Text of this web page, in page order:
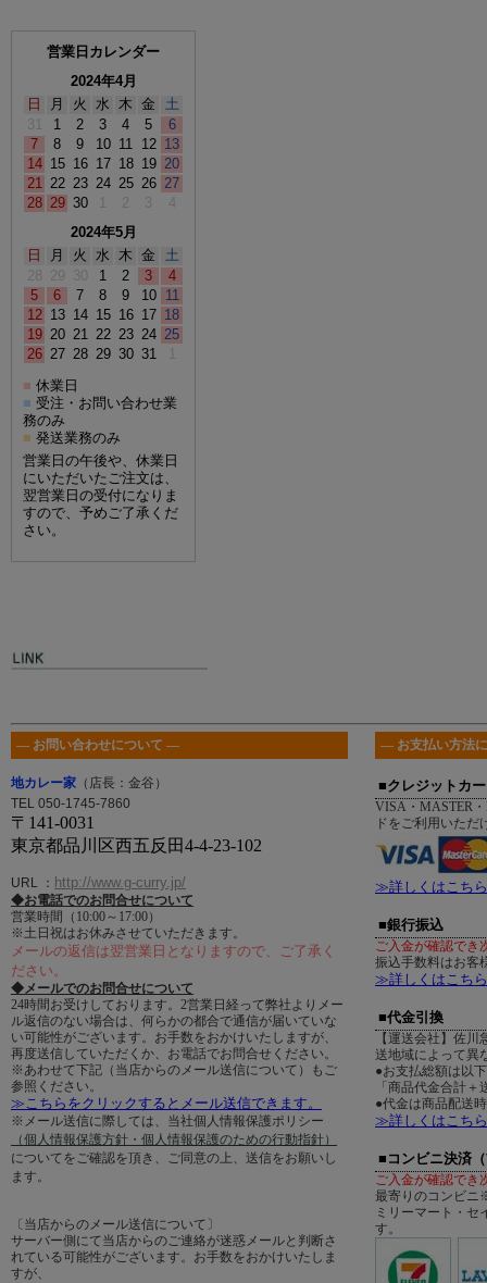
営業日カレンダー
2024年4月
日
月 火 水 木 金
土
31
1 2 3 4 5
6
7
8 9 10 11 12 13
14 15 16 17 18 19 20
21 22 23 24 25 26 27
28 29 30 1 2 3
2024年5月
日
月 火 水 木 金
土
28
29 30 1 2 3
4
5
6 7 8 9 10
11
12 13 14 15 16 17 18
19 20 21 22 23 24 25
26 27 28 29 30 31 1
■ 休業日
■ 受注・お問い合わせ業
務のみ
■ 発送業務のみ
営業日の午後や、休業日
にいただいたご注文は、
翌営業日の受付になりま
すので、予めご了承くだ
さい。
― お問い合わせについて ―
地カレー家 （店長：金谷）
TEL 050-1745-7860
〒141-0031
東京都品川区西五反田4-4-23-102
URL ： http://www.g-curry.jp/
◆お電話でのお問合せについて
営業時間（10:00～17:00）
※土日祝はお休みさせていただきます。
メールの返信は翌営業日となりますので、ご了承く
ださい。
◆メールでのお問合せについて
24時間お受けしております。2営業日経って弊社よりメー
ル返信のない場合は、何らかの都合で通信が届いていな
い可能性がございます。お手数をおかけいたしますが、
再度送信していただくか、お電話でお問合せください。
※あわせて下記（当店からのメール送信について）もご
参照ください。
≫こちらをクリックするとメール送信できます。
※メール送信に際しては、当社個人情報保護ポリシー
（個人情報保護方針・個人情報保護のための行動指針）
についてをご確認を頂き、ご同意の上、送信をお願いし
ます。
〔当店からのメール送信について〕
サーバー側にて当店からのご連絡が迷惑メールと判断さ
れている可能性がございます。お手数をおかけいたしま
すが、
― お支払い方法
■クレジットカ
VISA・MASTER
ドをご利用いただ
≫詳しくはこち
■銀行振込
ご入金が確認でき
振込手数料はお客
≫詳しくはこち
■代金引換
【運送会社】佐
送地域によって異
●お支払総額は以
「商品代金合計
●代金は商品配送
≫詳しくはこち
■コンビニ決済
ご入金が確認でき
最寄りのコンビニ
ミリーマート・セ
す。